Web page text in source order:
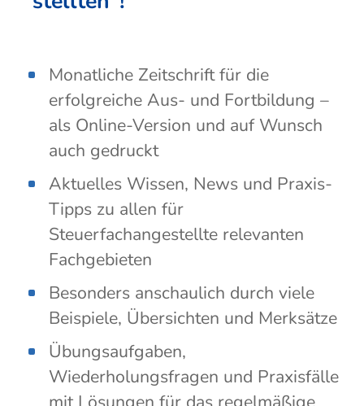
Monatliche Zeitschrift für die
erfolgreiche Aus- und Fortbildung –
als Online-Version und auf Wunsch
auch gedruckt
Aktuelles Wissen, News und Praxis-
Tipps zu allen für
Steuerfachangestellte relevanten
Fachgebieten
Besonders anschaulich durch viele
Beispiele, Übersichten und Merksätze
Übungsaufgaben,
Wiederholungsfragen und Praxisfälle